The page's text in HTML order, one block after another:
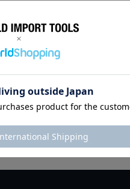
クニペックス コブラ クイック
セット 8721-250 KNIPEX
定価 ¥9,350
¥ 6,545 税込
カートに入れる